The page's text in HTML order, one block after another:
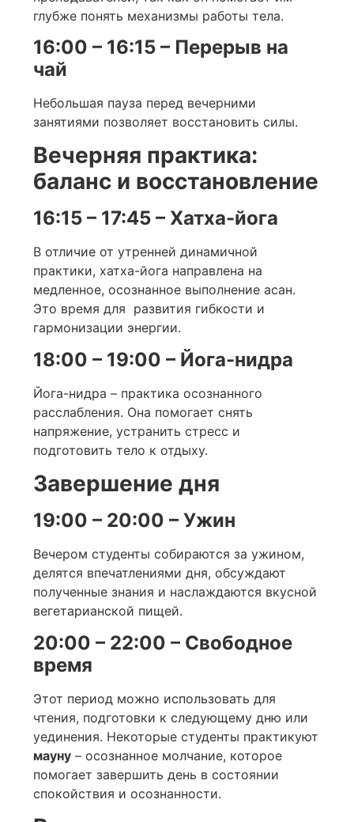
глубже понять механизмы работы тела.
16:00 – 16:15 – Перерыв на
чай
Небольшая пауза перед вечерними
занятиями позволяет восстановить силы.
Вечерняя практика:
баланс и восстановление
16:15 – 17:45 – Хатха-йога
В отличие от утренней динамичной
практики, хатха-йога направлена на
медленное, осознанное выполнение асан.
Это время для развития гибкости и
гармонизации энергии.
18:00 – 19:00 – Йога-нидра
Йога-нидра – практика осознанного
расслабления. Она помогает снять
напряжение, устранить стресс и
подготовить тело к отдыху.
Завершение дня
19:00 – 20:00 – Ужин
Вечером студенты собираются за ужином,
делятся впечатлениями дня, обсуждают
полученные знания и наслаждаются вкусной
вегетарианской пищей.
20:00 – 22:00 – Свободное
время
Этот период можно использовать для
чтения, подготовки к следующему дню или
уединения. Некоторые студенты практикуют
мауну – осознанное молчание, которое
помогает завершить день в состоянии
спокойствия и осознанности.